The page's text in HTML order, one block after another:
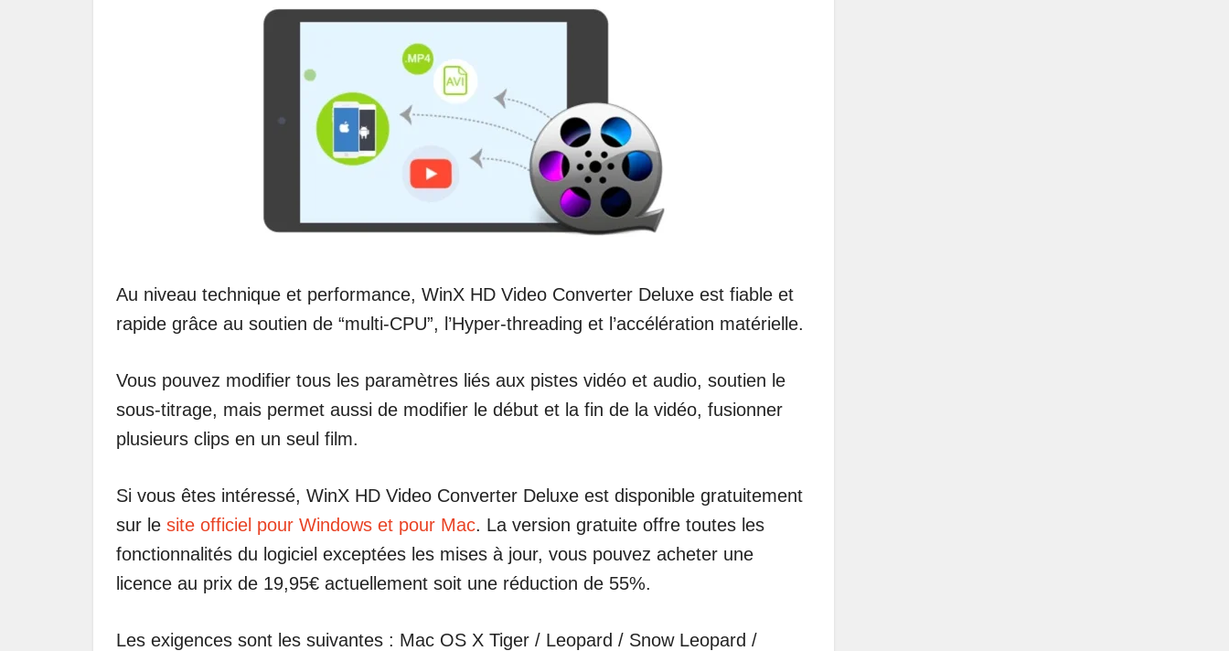
Au niveau technique et performance, WinX HD Video Converter Deluxe est fiable et
rapide grâce au soutien de “multi-CPU”, l’Hyper-threading et l’accélération matérielle.
Vous pouvez modifier tous les paramètres liés aux pistes vidéo et audio, soutien le
sous-titrage, mais permet aussi de modifier le début et la fin de la vidéo, fusionner
plusieurs clips en un seul film.
Si vous êtes intéressé, WinX HD Video Converter Deluxe est disponible gratuitement
sur le site officiel pour Windows et pour Mac. La version gratuite offre toutes les
fonctionnalités du logiciel exceptées les mises à jour, vous pouvez acheter une
licence au prix de 19,95€ actuellement soit une réduction de 55%.
Les exigences sont les suivantes : Mac OS X Tiger / Leopard / Snow Leopard /